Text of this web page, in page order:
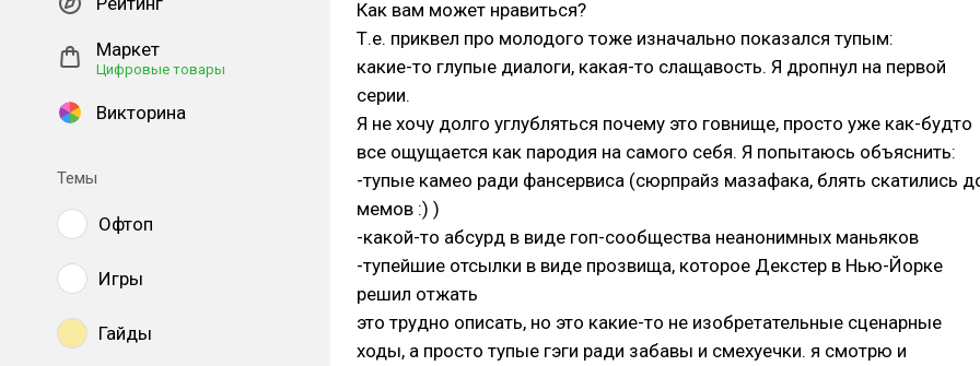
Маркет
Цифровые товары
Викторина
Темы
Офтоп
Игры
Гайды
Как вам может нравиться?
Т.е. приквел про молодого тоже изначально показался тупым:
какие-то глупые диалоги, какая-то слащавость. Я дропнул на первой
серии.
Я не хочу долго углубляться почему это говнище, просто уже как-будто
все ощущается как пародия на самого себя. Я попытаюсь объяснить:
-тупые камео ради фансервиса (сюрпрайз мазафака, блять скатились
мемов :) )
-какой-то абсурд в виде гоп-сообщества неанонимных маньяков
-тупейшие отсылки в виде прозвища, которое Декстер в Нью-Йорке
решил отжать
это трудно описать, но это какие-то не изобретательные сценарные
ходы, а просто тупые гэги ради забавы и смехуечки. я смотрю и